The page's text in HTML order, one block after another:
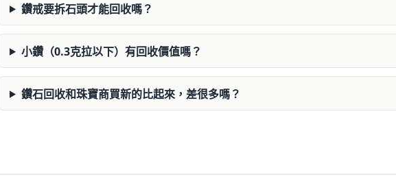
鑽戒要拆石頭才能回收嗎？
小鑽（0.3克拉以下）有回收價值嗎？
鑽石回收和珠寶商買新的比起來，差很多嗎？